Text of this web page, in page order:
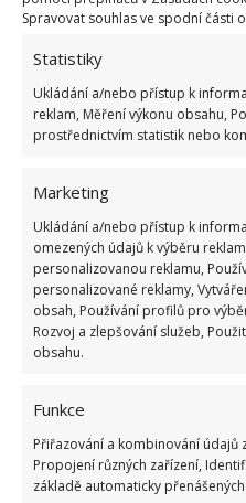
Spravovat souhlas ve spodní části
Statistiky
Ukládání a/nebo přístup k
reklam, Měření výkonu obsahu,
prostřednictvím statistik nebo
Marketing
Ukládání a/nebo přístup k
omezených údajů k výběru
personalizovanou reklamu,
personalizované reklamy,
obsah, Používání profilů pro
Rozvoj a zlepšování služeb,
obsahu.
Funkce
Přiřazování a kombinování údajů
Propojení různých zařízení,
základě automaticky